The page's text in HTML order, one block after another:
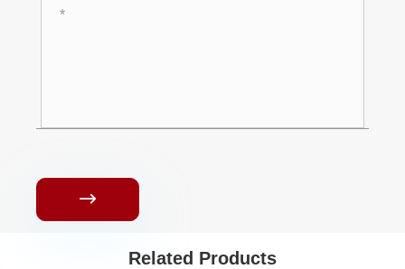

Related Products